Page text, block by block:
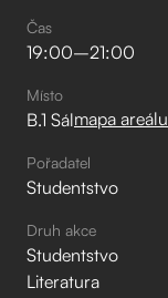
Čas
19:00–⁠21:00
Místo
B.1 Sálmapa areálu
Pořadatel
Studentstvo
Druh akce
Studentstvo
Literatura